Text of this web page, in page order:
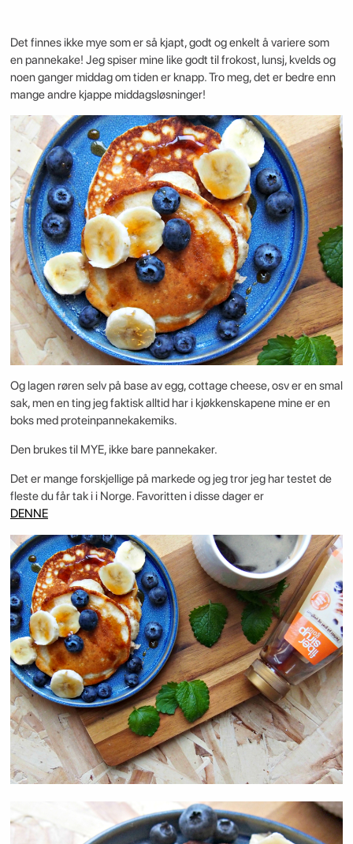
Det finnes ikke mye som er så kjapt, godt og enkelt å variere som
en pannekake! Jeg spiser mine like godt til frokost, lunsj, kvelds og
noen ganger middag om tiden er knapp. Tro meg, det er bedre enn
mange andre kjappe middagsløsninger!
Og lagen røren selv på base av egg, cottage cheese, osv er en smal
sak, men en ting jeg faktisk alltid har i kjøkkenskapene mine er en
boks med proteinpannekakemiks.
Den brukes til MYE, ikke bare pannekaker.
Det er mange forskjellige på markede og jeg tror jeg har testet de
fleste du får tak i i Norge. Favoritten i disse dager er
DENNE